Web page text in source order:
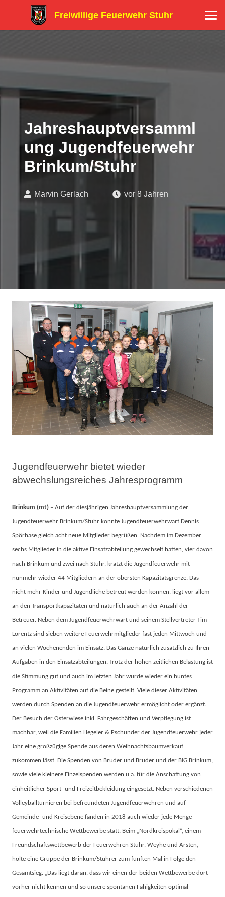
Freiwillige Feuerwehr Stuhr
Jahreshauptversamml
ung Jugendfeuerwehr
Brinkum/Stuhr
Marvin Gerlach vor 8 Jahren
Jugendfeuerwehr bietet wieder
abwechslungsreiches Jahresprogramm
Brinkum (mt) – Auf der diesjährigen Jahreshauptversammlung der
Jugendfeuerwehr Brinkum/Stuhr konnte Jugendfeuerwehrwart Dennis
Spörhase gleich acht neue Mitglieder begrüßen. Nachdem im Dezember
sechs Mitglieder in die aktive Einsatzabteilung gewechselt hatten, vier davon
nach Brinkum und zwei nach Stuhr, kratzt die Jugendfeuerwehr mit
nunmehr wieder 44 Mitgliedern an der obersten Kapazitätsgrenze. Das
nicht mehr Kinder und Jugendliche betreut werden können, liegt vor allem
an den Transportkapazitäten und natürlich auch an der Anzahl der
Betreuer. Neben dem Jugendfeuerwehrwart und seinem Stellvertreter Tim
Lorentz sind sieben weitere Feuerwehrmitglieder fast jeden Mittwoch und
an vielen Wochenenden im Einsatz. Das Ganze natürlich zusätzlich zu Ihren
Aufgaben in den Einsatzabteilungen. Trotz der hohen zeitlichen Belastung ist
die Stimmung gut und auch im letzten Jahr wurde wieder ein buntes
Programm an Aktivitäten auf die Beine gestellt. Viele dieser Aktivitäten
werden durch Spenden an die Jugendfeuerwehr ermöglicht oder ergänzt.
Der Besuch der Osterwiese inkl. Fahrgeschäften und Verpflegung ist
machbar, weil die Familien Hegeler & Pschunder der Jugendfeuerwehr jeder
Jahr eine großzügige Spende aus deren Weihnachtsbaumverkauf
zukommen lässt. Die Spenden von Bruder und Bruder und der BIG Brinkum,
sowie viele kleinere Einzelspenden werden u.a. für die Anschaffung von
einheitlicher Sport- und Freizeitbekleidung eingesetzt. Neben verschiedenen
Volleyballturnieren bei befreundeten Jugendfeuerwehren und auf
Gemeinde- und Kreisebene fanden in 2018 auch wieder jede Menge
feuerwehrtechnische Wettbewerbe statt. Beim „Nordkreispokal“, einem
Freundschaftswettbewerb der Feuerwehren Stuhr, Weyhe und Arsten,
holte eine Gruppe der Brinkum/Stuhrer zum fünften Mal in Folge den
Gesamtsieg. „Das liegt daran, dass wir einen der beiden Wettbewerbe dort
vorher nicht kennen und so unsere spontanen Fähigkeiten optimal